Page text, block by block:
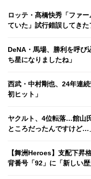
ロッテ・髙橋快秀「ファ
ていた」試行錯誤してき
DeNA・馬場、勝利を呼
ち星になりましたね」
西武・中村剛也、24年連
初ヒット」
ヤクルト、4位転落…館山
ところだったんですけど…
【舞洲Heroes】支配下昇
背番号「92」に「新しい歴